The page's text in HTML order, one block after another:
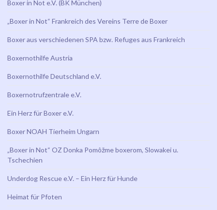
Boxer in Not e.V. (BK München)
„Boxer in Not“ Frankreich des Vereins Terre de Boxer
Boxer aus verschiedenen SPA bzw. Refuges aus Frankreich
Boxernothilfe Austria
Boxernothilfe Deutschland e.V.
Boxernotrufzentrale e.V.
Ein Herz für Boxer e.V.
Boxer NOAH Tierheim Ungarn
„Boxer in Not“ OZ Donka Pomôžme boxerom, Slowakei u.
Tschechien
Underdog Rescue e.V. – Ein Herz für Hunde
Heimat für Pfoten